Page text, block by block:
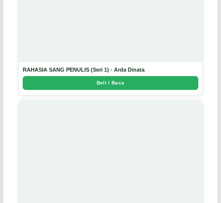
RAHASIA SANG PENULIS (Seri 1) - Arda Dinata
Beli / Baca